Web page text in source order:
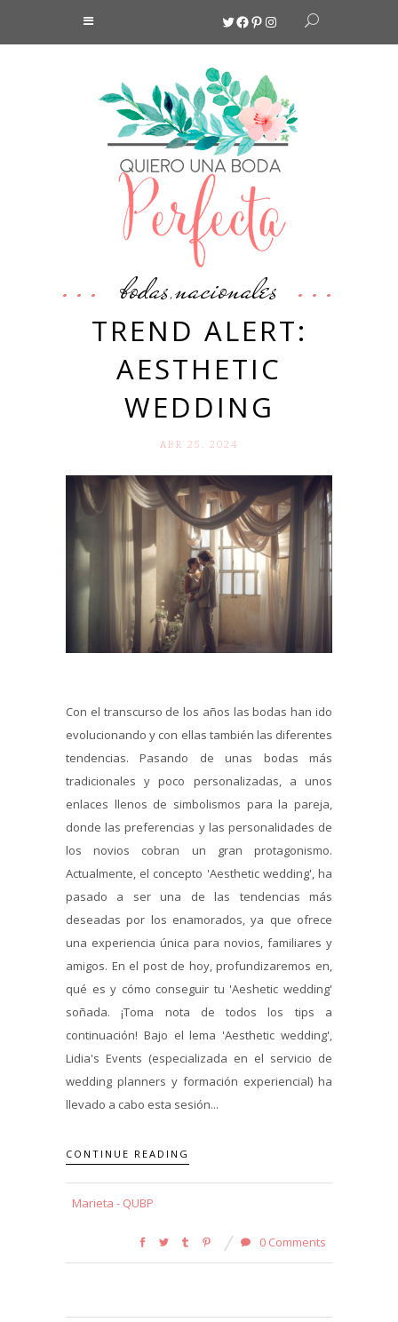
Twitter
Facebook
Pinterest
Instagram
bodas,nacionales
TREND ALERT:
AESTHETIC
WEDDING
ABR 25. 2024
Con el transcurso de los años las bodas han ido
evolucionando y con ellas también las diferentes
tendencias. Pasando de unas bodas más
tradicionales y poco personalizadas, a unos
enlaces llenos de simbolismos para la pareja,
donde las preferencias y las personalidades de
los novios cobran un gran protagonismo.
Actualmente, el concepto 'Aesthetic wedding', ha
pasado a ser una de las tendencias más
deseadas por los enamorados, ya que ofrece
una experiencia única para novios, familiares y
amigos. En el post de hoy, profundizaremos en,
qué es y cómo conseguir tu 'Aeshetic wedding'
soñada. ¡Toma nota de todos los tips a
continuación! Bajo el lema 'Aesthetic wedding',
Lidia's Events (especializada en el servicio de
wedding planners y formación experiencial) ha
llevado a cabo esta sesión...
CONTINUE READING
Marieta - QUBP
0 Comments